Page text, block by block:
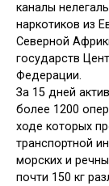
каналы
наркотиков из
Северной
государств
Федерации.
За 15 дней
более 1200
ходе которых
транспортной
морских и
почти 150 кг